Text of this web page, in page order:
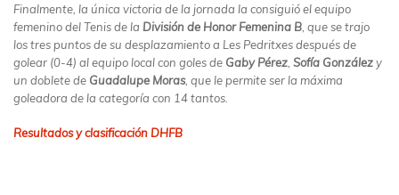
Finalmente, la única victoria de la jornada la consiguió el equipo
femenino del Tenis de la División de Honor Femenina B , que se trajo
los tres puntos de su desplazamiento a Les Pedritxes después de
golear (0-4) al equipo local con goles de Gaby Pérez Sofía Gonzálezy
un doblete de Guadalupe Moras, que le permite ser la máxima
goleadora de la categoría con 14 tantos.
Resultados y clasificación DHFB